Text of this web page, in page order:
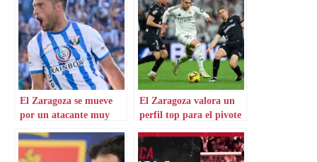
El Zaragoza se mueve
por un atacante muy
El Zaragoza valora un
perfil top para el pivote